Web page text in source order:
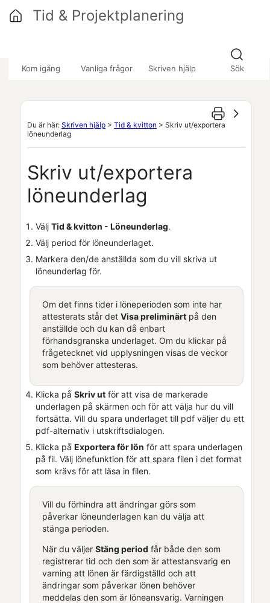
Kom igång Vanliga frågor Skriven hjälp Sök
Tid & Projektplanering
Du är här: Skriven hjälp > Tid & kvitton > Skriv ut/exportera
löneunderlag
Skriv ut/exportera
löneunderlag
Välj Tid & kvitton - Löneunderlag.
Välj period för löneunderlaget.
Markera den/de anställda som du vill skriva ut
löneunderlag för.
Om det finns tider i löneperioden som inte har
attesterats står det Visa preliminärtpå den
anställde och du kan då enbart
förhandsgranska underlaget. Om du klickar på
frågetecknet vid upplysningen visas de veckor
som behöver attesteras.
Klicka på Skriv ut för att visa de markerade
underlagen på skärmen och för att välja hur du vill
fortsätta. Vill du spara underlaget till pdf väljer du ett
pdf-alternativ i utskriftsdialogen.
Klicka på Exportera för lön för att spara underlagen
på fil. Välj lönefunktion för att spara filen i det format
som krävs för att läsa in filen.
Vill du förhindra att ändringar görs som
påverkar löneunderlagen kan du välja att
stänga perioden.
När du väljer Stäng period får både den som
registrerar tid och den som är attestansvarig en
varning att lönen är färdigställd och att
ändringar som påverkar lönen behöver
meddelas den som är löneansvarig. Varningen